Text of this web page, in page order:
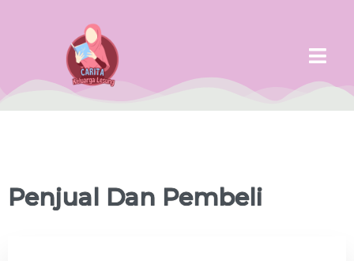
Penjual Dan Pembeli